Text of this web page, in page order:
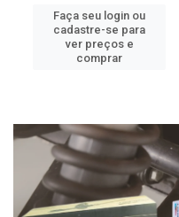
Faça seu login ou
cadastre-se para
ver preços e
comprar